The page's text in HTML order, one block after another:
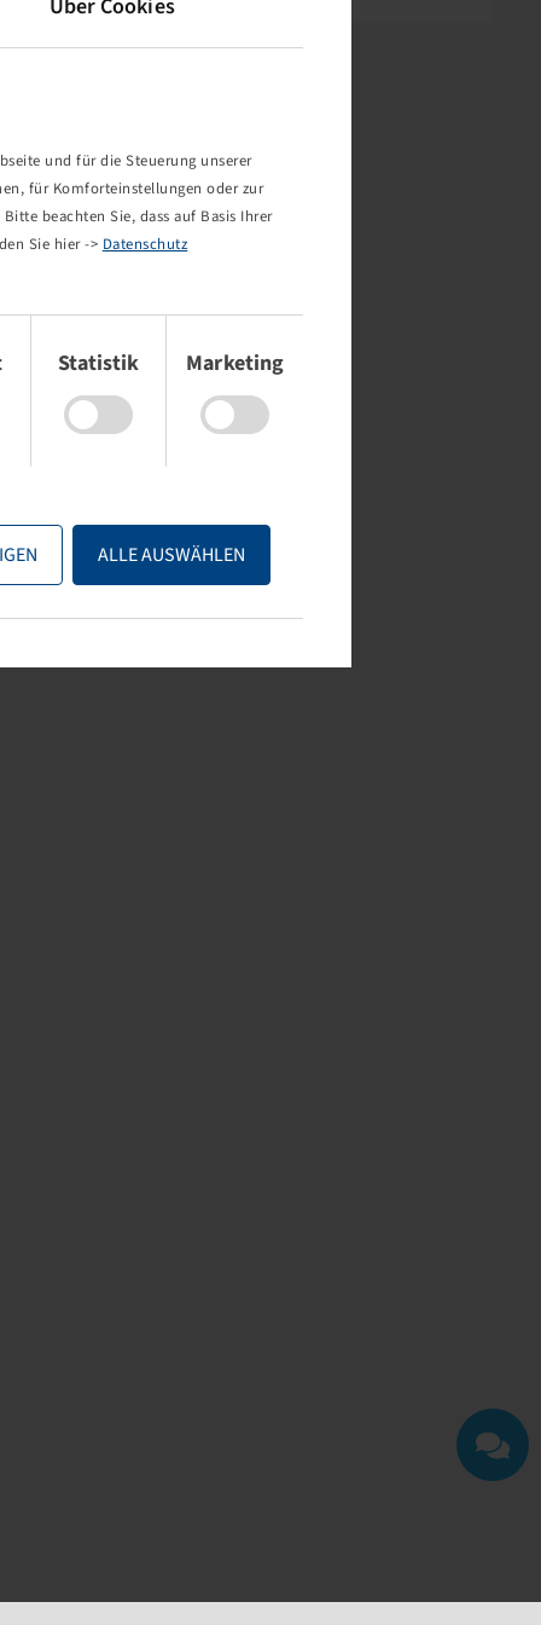
Über Cookies
und für die Steuerung unserer
für Komforteinstellungen oder zur
beachten Sie, dass auf Basis Ihrer
Sie hier -> Datenschutz
Statistik Marketing
ALLE AUSWÄHLEN